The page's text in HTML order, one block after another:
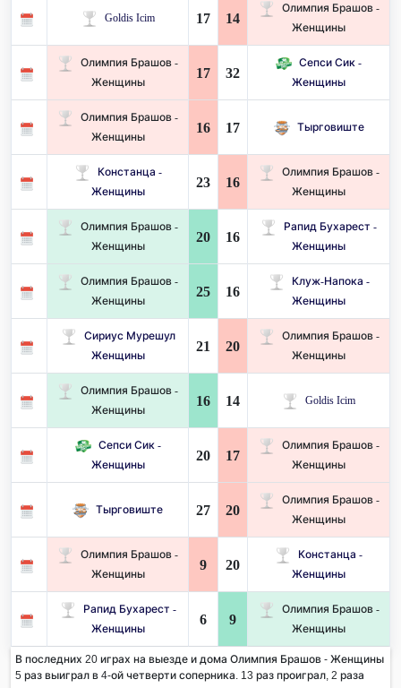
Goldis Icim 17 14
Олимпия Брашов -
Женщины
Олимпия Брашов -
Женщины
17 32
Сепси Сик -
Женщины
Олимпия Брашов -
Женщины
16 17 Тырговиште
Констанца -
Женщины
23 16
Олимпия Брашов -
Женщины
Олимпия Брашов -
Женщины
20 16
Рапид Бухарест -
Женщины
Олимпия Брашов -
Женщины
25 16
Клуж-Напока -
Женщины
Сириус Мурешул
Женщины
21 20
Олимпия Брашов -
Женщины
Олимпия Брашов -
Женщины
16 14 Goldis Icim
Сепси Сик -
Женщины
20 17
Олимпия Брашов -
Женщины
Тырговиште 27 20
Олимпия Брашов -
Женщины
Олимпия Брашов -
Женщины
9 20
Констанца -
Женщины
Рапид Бухарест -
Женщины
6 9
Олимпия Брашов -
Женщины
В последних 20 играх на выезде и дома Олимпия Брашов - Женщины
5 раз выиграл в 4-ой четверти соперника. 13 раз проиграл, 2 раза